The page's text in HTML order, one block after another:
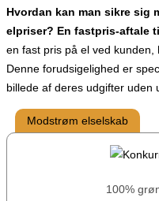
Hvordan kan man sikre sig
elpriser? En fastpris-aftale
en fast pris på el ved kunden,
Denne forudsigelighed er
billede af deres udgifter uden
Modstrøm elselskab
100%